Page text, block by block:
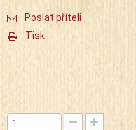
Poslat příteli
Tisk